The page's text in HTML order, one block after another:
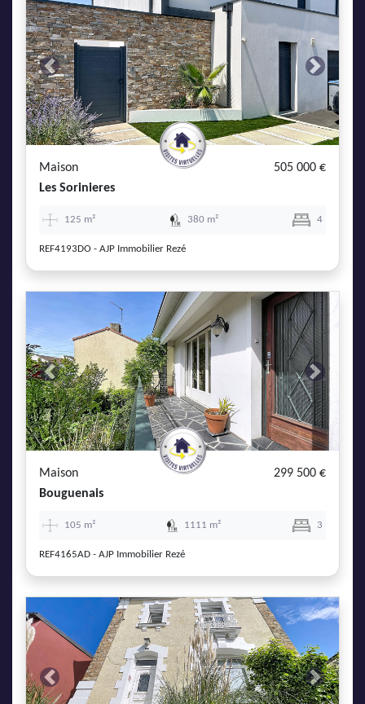
Previous Next
Maison
505 000 €
Les Sorinieres
125 m² 380 m² 4
REF4193DO - AJP Immobilier Rezé
Previous Next
Maison
299 500 €
Bouguenais
105 m² 1111 m² 3
REF4165AD - AJP Immobilier Rezé
Previous Next